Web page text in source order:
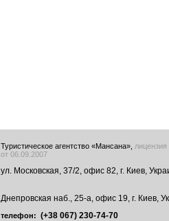
Туристическое агентство «Мансана»,
от 06.09.2007
ул. Московская, 37/2, офис 82, г. Киев,
Днепровская наб., 25-а, офис 19, г. Киев,
телефон: (+38 067) 230-74-70